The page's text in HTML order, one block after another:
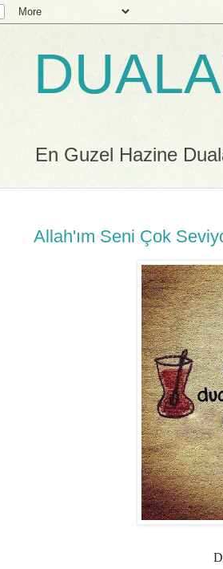
En Guzel Hazine
Allah'ım Seni Çok